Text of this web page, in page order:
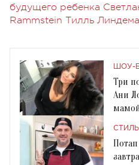
будущего ребенка
Rammstein Тилль
ШОУ-
Три
Ани
Потап